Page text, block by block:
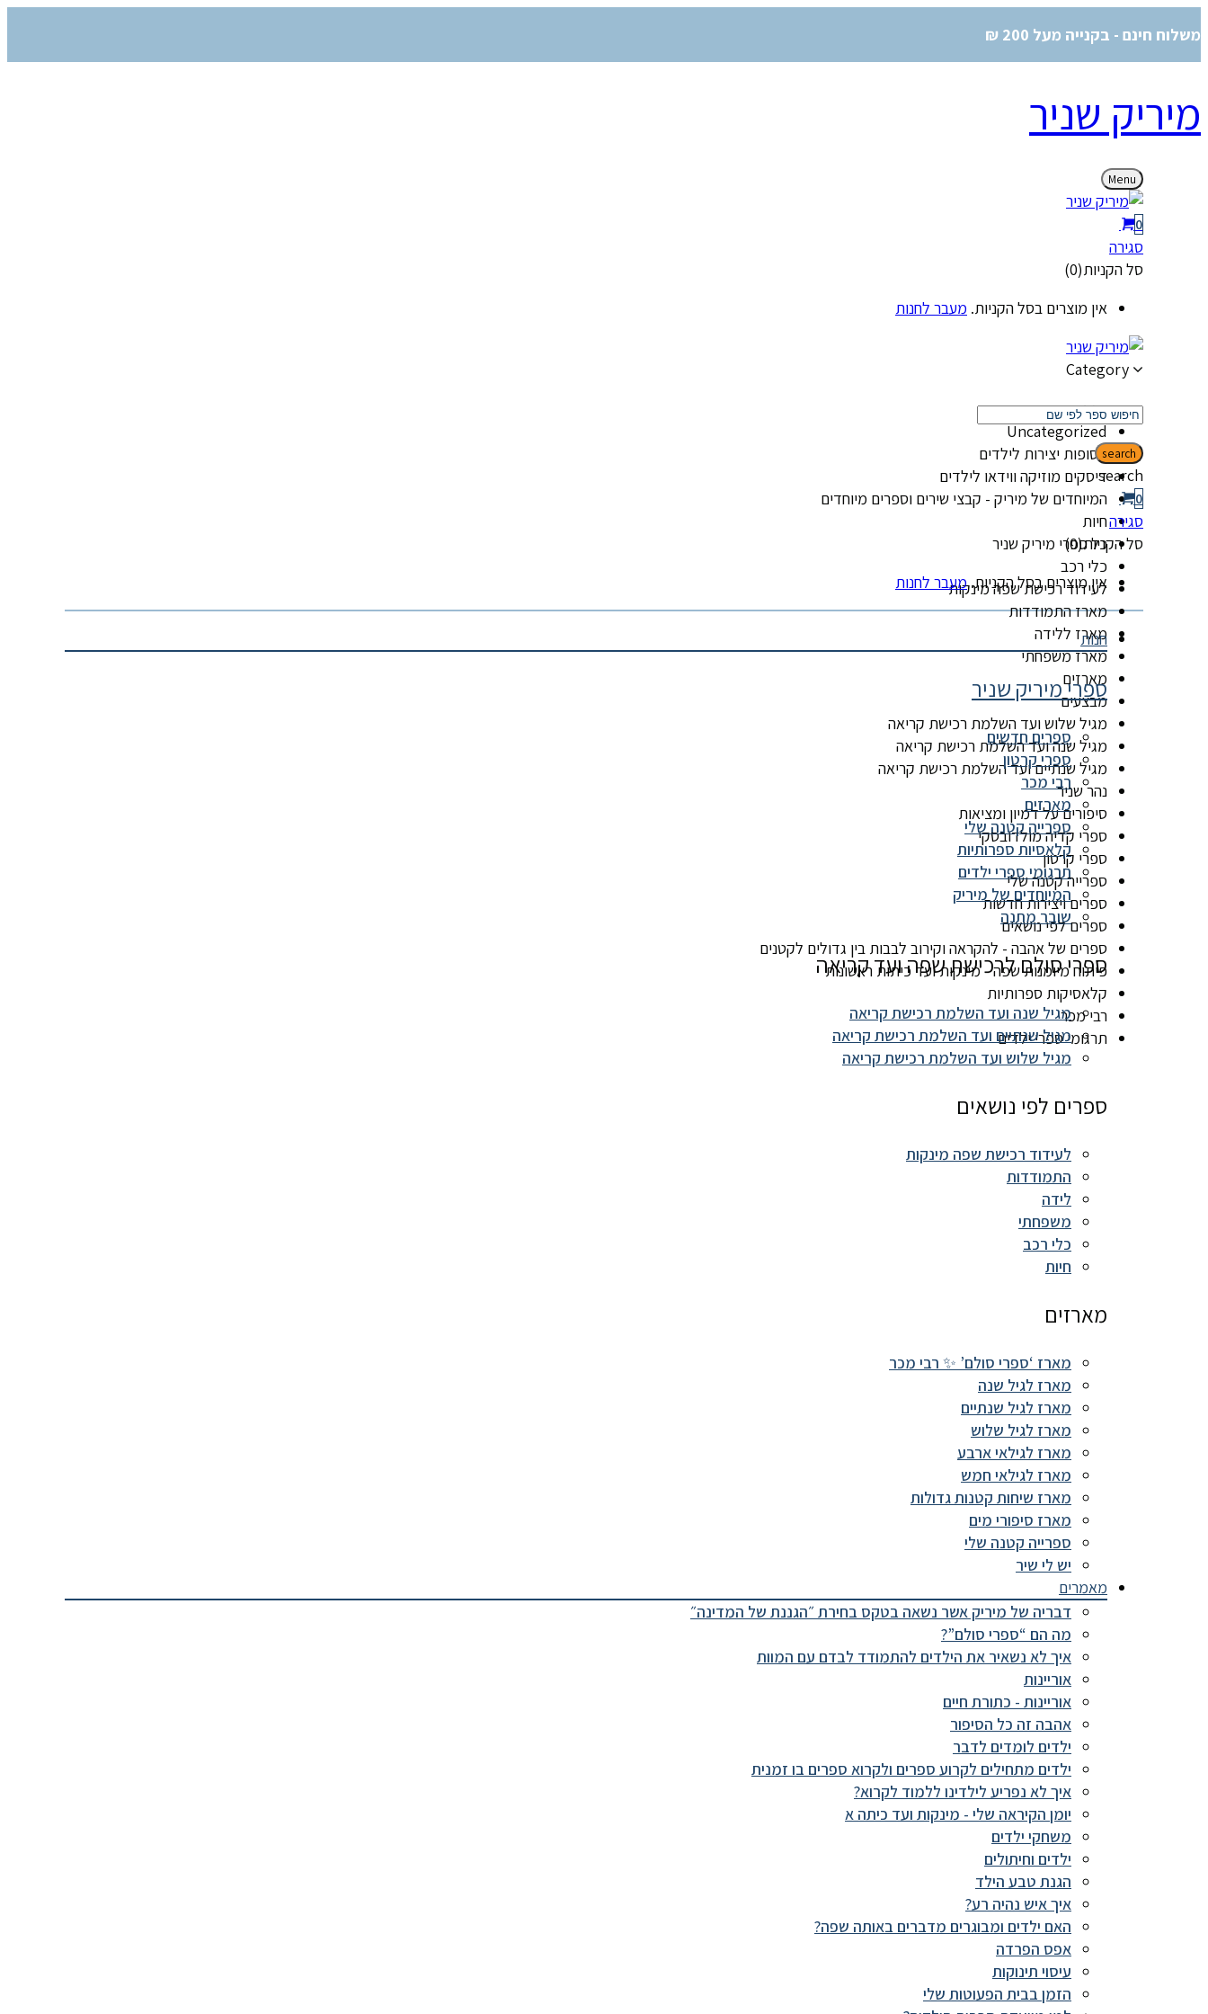
משלוח חינם - בקנייה מעל 200 ₪
מיריק שניר
Menu
0
סגירה
סל הקניות(0)
אין מוצרים בסל הקניות. מעבר לחנות
Category
קטגוריות
Uncategorized
אסופות יצירות לילדים
דיסקים מוזיקה ווידאו לילדים
המיוחדים של מיריק - קבצי שירים וספרים מיוחדים
חיות
כל ספרי מיריק שניר
כלי רכב
לעידוד רכישת שפה מינקות
מארז התמודדות
מארז ללידה
מארז משפחתי
מארזים
מבצעים
מגיל שלוש ועד השלמת רכישת קריאה
מגיל שנה ועד השלמת רכישת קריאה
מגיל שנתיים ועד השלמת רכישת קריאה
נהר שניר
סיפורים על דמיון ומציאות
ספרי קדיה מולדובסקי
ספרי קרטון
ספרייה קטנה שלי
ספרים ויצירות חדשות
ספרים לפי נושאים
ספרים של אהבה - להקראה וקירוב לבבות בין גדולים לקטנים
פיתוח מיומנות שפה - מינקות ועד כיתות ראשונות
קלאסיקות ספרותיות
רבי מכר
תרגומי ספרי ילדים
search
search
0
סגירה
סל הקניות(0)
אין מוצרים בסל הקניות. מעבר לחנות
חנות
ספרי מיריק שניר
ספרים חדשים
ספרי קרטון
רבי מכר
מארזים
ספרייה קטנה שלי
קלאסיות ספרותיות
תרגומי ספרי ילדים
המיוחדים של מיריק
שובר מתנה
ספרי סולם לרכישת שפה ועד קריאה
מגיל שנה ועד השלמת רכישת קריאה
מגיל שנתיים ועד השלמת רכישת קריאה
מגיל שלוש ועד השלמת רכישת קריאה
ספרים לפי נושאים
לעידוד רכישת שפה מינקות
התמודדות
לידה
משפחתי
כלי רכב
חיות
מארזים
מארז ‘ספרי סולם’ ✨ רבי מכר
מארז לגיל שנה
מארז לגיל שנתיים
מארז לגיל שלוש
מארז לגילאי ארבע
מארז לגילאי חמש
מארז שיחות קטנות גדולות
מארז סיפורי מים
ספרייה קטנה שלי
יש לי שיר
מאמרים
דבריה של מיריק אשר נשאה בטקס בחירת ״הגננת של המדינה״
מה הם “ספרי סולם”?
איך לא נשאיר את הילדים להתמודד לבדם עם המוות
אוריינות
אוריינות - כתורת חיים
אהבה זה כל הסיפור
ילדים לומדים לדבר
ילדים מתחילים לקרוע ספרים ולקרוא ספרים בו זמנית
איך לא נפריע לילדינו ללמוד לקרוא?
יומן הקיראה שלי - מינקות ועד כיתה א
משחקי ילדים
ילדים וחיתולים
הגנת טבע הילד
איך איש נהיה רע?
האם ילדים ומבוגרים מדברים באותה שפה?
אפס הפרדה
עיסוי תינוקות
הזמן בבית הפעוטות שלי